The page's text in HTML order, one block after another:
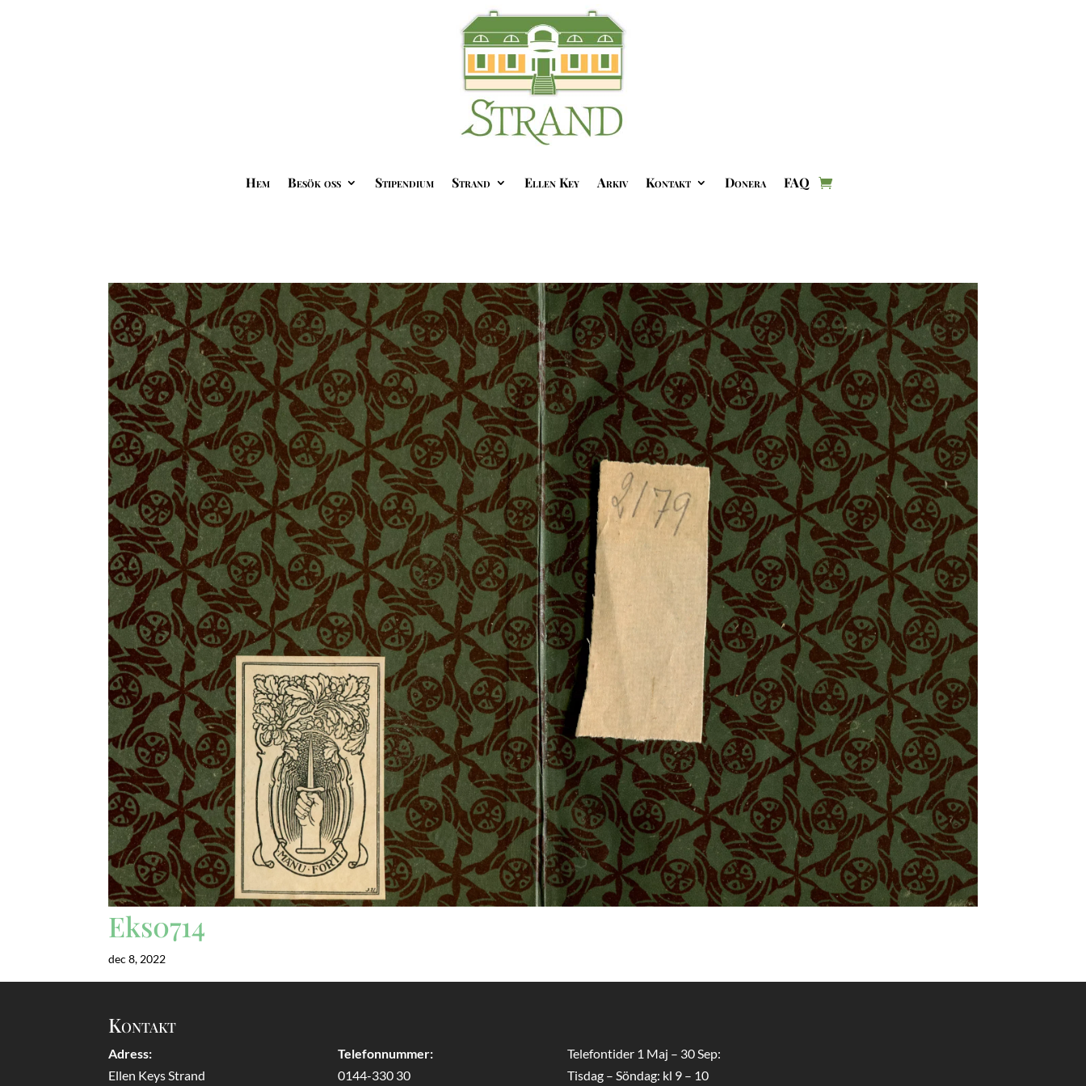
Hem Besök oss Stipendium Strand Ellen Key Arkiv Kontakt Donera FAQ
Eks0714
dec 8, 2022
Kontakt
Adress:
Ellen Keys Strand
Telefonnummer:
0144-330 30
Telefontider 1 Maj – 30 Sep:
Tisdag – Söndag: kl 9 – 10